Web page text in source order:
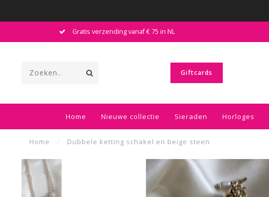
Gratis verzending vanaf € 75 in NL
Giftcards
Home Nieuwe collectie Sieraden Horloges
Home / Dubbele ketting schakel en beige steen